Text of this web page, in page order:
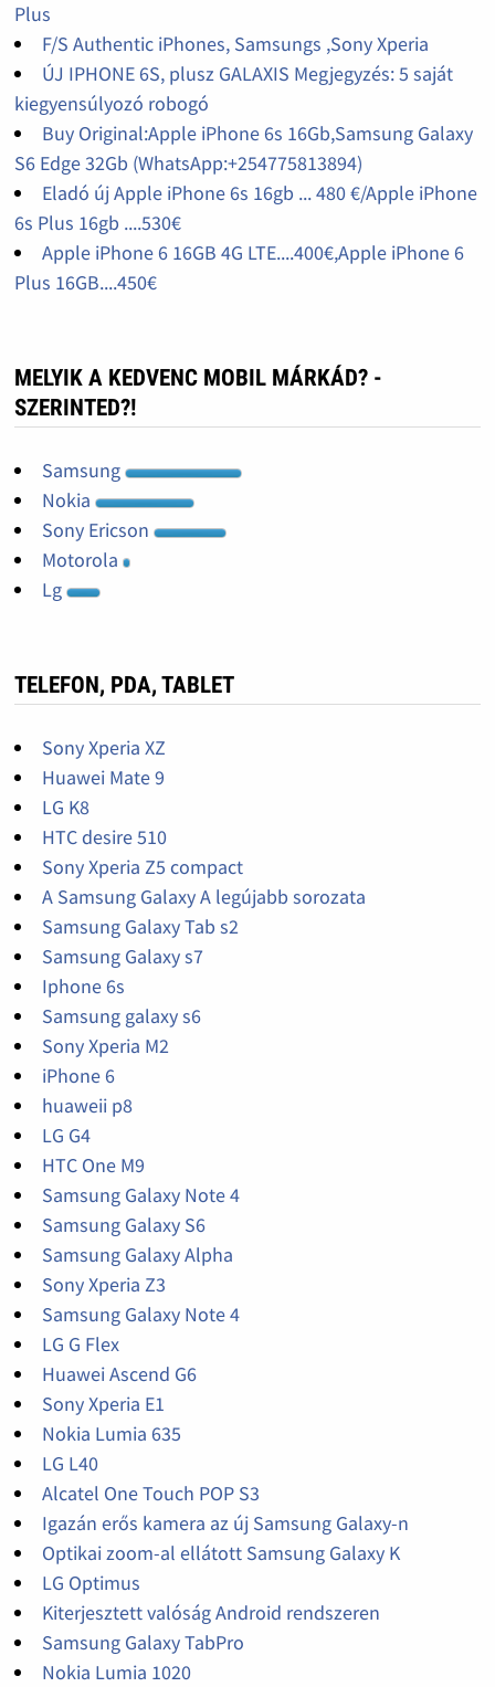
Plus
F/S Authentic iPhones, Samsungs ,Sony Xperia
ÚJ IPHONE 6S, plusz GALAXIS Megjegyzés: 5 saját
kiegyensúlyozó robogó
Buy Original:Apple iPhone 6s 16Gb,Samsung Galaxy
S6 Edge 32Gb (WhatsApp:+254775813894)
Eladó új Apple iPhone 6s 16gb ... 480 €/Apple iPhone
6s Plus 16gb ....530€
Apple iPhone 6 16GB 4G LTE....400€,Apple iPhone 6
Plus 16GB....450€
MELYIK A KEDVENC MOBIL MÁRKÁD? -
SZERINTED?!
Samsung
Nokia
Sony Ericson
Motorola
Lg
TELEFON, PDA, TABLET
Sony Xperia XZ
Huawei Mate 9
LG K8
HTC desire 510
Sony Xperia Z5 compact
A Samsung Galaxy A legújabb sorozata
Samsung Galaxy Tab s2
Samsung Galaxy s7
Iphone 6s
Samsung galaxy s6
Sony Xperia M2
iPhone 6
huaweii p8
LG G4
HTC One M9
Samsung Galaxy Note 4
Samsung Galaxy S6
Samsung Galaxy Alpha
Sony Xperia Z3
Samsung Galaxy Note 4
LG G Flex
Huawei Ascend G6
Sony Xperia E1
Nokia Lumia 635
LG L40
Alcatel One Touch POP S3
Igazán erős kamera az új Samsung Galaxy-n
Optikai zoom-al ellátott Samsung Galaxy K
LG Optimus
Kiterjesztett valóság Android rendszeren
Samsung Galaxy TabPro
Nokia Lumia 1020